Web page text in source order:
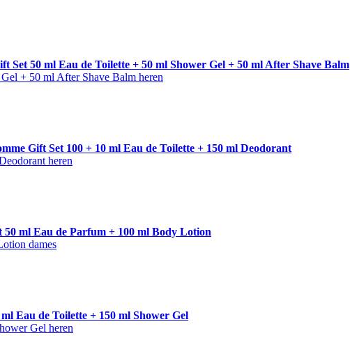
Set 50 ml Eau de Toilette + 50 ml Shower Gel + 50 ml After Shave Balm
+ 50 ml After Shave Balm heren
Gift Set 100 + 10 ml Eau de Toilette + 150 ml Deodorant
heren
ml Eau de Parfum + 100 ml Body Lotion
dames
Eau de Toilette + 150 ml Shower Gel
Gel heren